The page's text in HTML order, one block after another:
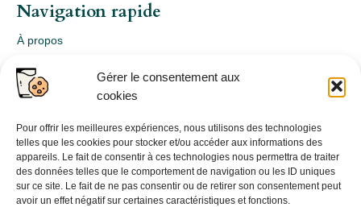
Gérer le consentement aux
cookies
Pour offrir les meilleures expériences, nous utilisons des technologies
telles que les cookies pour stocker et/ou accéder aux informations des
appareils. Le fait de consentir à ces technologies nous permettra de traiter
des données telles que le comportement de navigation ou les ID uniques
sur ce site. Le fait de ne pas consentir ou de retirer son consentement peut
avoir un effet négatif sur certaines caractéristiques et fonctions.
Navigation rapide
À propos
Webshop
Nos produits
Conception
Consultation
Contact
Informations légales